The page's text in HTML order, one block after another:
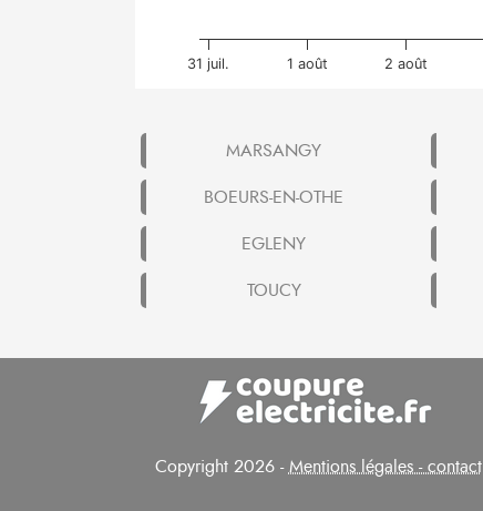
31 juil. 1 août 2 août
MARSANGY
BOEURS-EN-OTHE
EGLENY
TOUCY
Copyright 2026 -Mentions légales - contact